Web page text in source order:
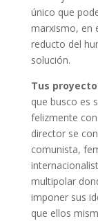
único que
marxismo, en
reducto del
solución.
Tus
que busco es
felizmente
director se
comunista,
multipolar
imponer sus
que ellos